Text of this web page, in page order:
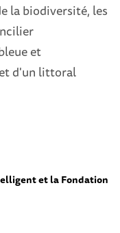
la biodiversité, les
et
d'un littoral
et la Fondation